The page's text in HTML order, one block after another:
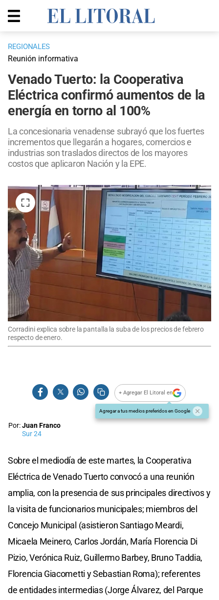
REGIONALES
Reunión informativa
Venado Tuerto: la Cooperativa
Eléctrica confirmó aumentos de la
energía en torno al 100%
La concesionaria venadense subrayó que los fuertes
incrementos que llegarán a hogares, comercios e
industrias son traslados directos de los mayores
costos que aplicaron Nación y la EPE.
Corradini explica sobre la pantalla la suba de los precios de febrero
respecto de enero.
+ Agregar El Litoral en
Agregar a tus medios preferidos en Google
Por:Juan Franco
Sur 24
Sobre el mediodía de este martes, la Cooperativa
Eléctrica de Venado Tuerto convocó a una reunión
amplia, con la presencia de sus principales directivos y
la visita de funcionarios municipales; miembros del
Concejo Municipal (asistieron Santiago Meardi,
Micaela Meinero, Carlos Jordán, María Florencia Di
Pizio, Verónica Ruiz, Guillermo Barbey, Bruno Taddia,
Florencia Giacometti y Sebastian Roma); referentes
de entidades intermedias (Jorge Álvarez, del Parque